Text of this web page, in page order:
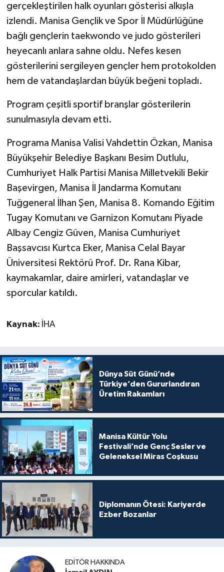
gerçekleştirilen halk oyunları gösterisi alkışla
izlendi. Manisa Gençlik ve Spor İl Müdürlüğüne
bağlı gençlerin taekwondo ve judo gösterileri
heyecanlı anlara sahne oldu. Nefes kesen
gösterilerini sergileyen gençler hem protokolden
hem de vatandaşlardan büyük beğeni topladı.
Program çeşitli sportif branşlar gösterilerin
sunulmasıyla devam etti.
Programa Manisa Valisi Vahdettin Özkan, Manisa
Büyükşehir Belediye Başkanı Besim Dutlulu,
Cumhuriyet Halk Partisi Manisa Milletvekili Bekir
Başevirgen, Manisa İl Jandarma Komutanı
Tuğgeneral İlhan Şen, Manisa 8. Komando Eğitim
Tugay Komutanı ve Garnizon Komutanı Piyade
Albay Cengiz Güven, Manisa Cumhuriyet
Başsavcısı Kurtca Eker, Manisa Celal Bayar
Üniversitesi Rektörü Prof. Dr. Rana Kibar,
kaymakamlar, daire amirleri, vatandaşlar ve
sporcular katıldı.
Kaynak: İHA
Dünya Süt Günü’nde
Türkiye’den Gururlandıran
Üretim Rakamları
Manisa Kültür Yolu
Festivali’nde Genç Sesler ve
Geleneksel Miras Coşkusu
Diplomanın Ötesi: Kariyerde
Ezber Bozanlar
EDITÖR HAKKINDA